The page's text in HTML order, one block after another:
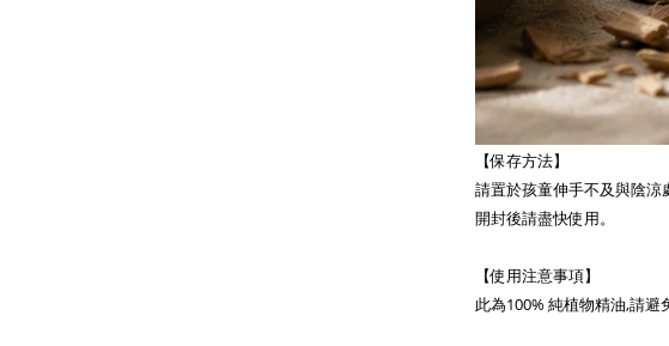
【保存方法】
請置於孩童伸手不及與陰涼
開封後請盡快使用。
【使用注意事項】
此為100% 純植物精油,請避